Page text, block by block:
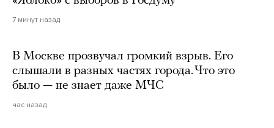
7 минут назад
В Москве прозвучал громкий взрыв. Его
слышали в разных частях города. Что это
было — не знает даже МЧС
час назад